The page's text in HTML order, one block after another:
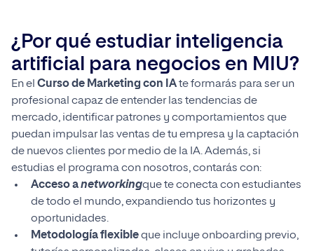
¿Por qué estudiar inteligencia
artificial para negocios en MIU?
En el Curso de Marketing con IAte formarás para ser un
profesional capaz de entender las tendencias de
mercado, identificar patrones y comportamientos que
puedan impulsar las ventas de tu empresa y la captación
de nuevos clientes por medio de la IA. Además, si
estudias el programa con nosotros, contarás con:
Acceso anetworkingque te conecta con estudiantes
de todo el mundo, expandiendo tus horizontes y
oportunidades.
Metodología flexibleque incluye onboarding previo,